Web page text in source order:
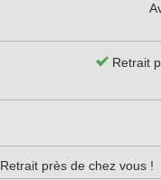
Retrait
Retrait près de chez vous !